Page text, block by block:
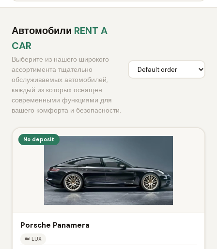
Автомобили RENT A
CAR
Выберите из нашего широкого
ассортимента тщательно
обслуживаемых автомобилей,
каждый из которых оснащен
современными функциями для
вашего комфорта и безопасности.
No deposit
Porsche Panamera
👑 LUX